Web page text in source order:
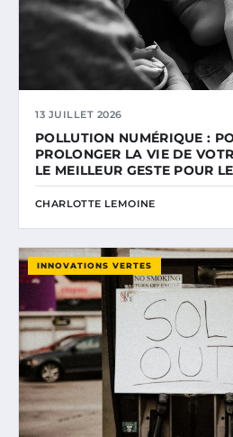
13 JUILLET 2026
POLLUTION NUMÉRIQUE :
PROLONGER LA VIE DE
LE MEILLEUR GESTE POUR
CHARLOTTE LEMOINE
INNOVATIONS VERTES